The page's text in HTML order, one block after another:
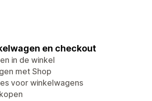
en checkout
in de winkel
met Shop
voor winkelwagens